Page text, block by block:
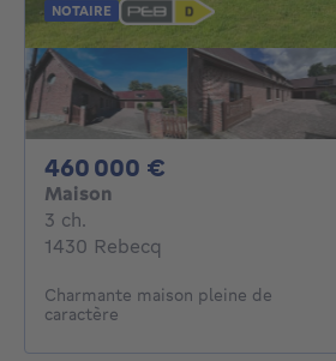
NOTAIRE
460 000 €
Maison
3 ch.
1430 Rebecq
Charmante maison pleine de
caractère